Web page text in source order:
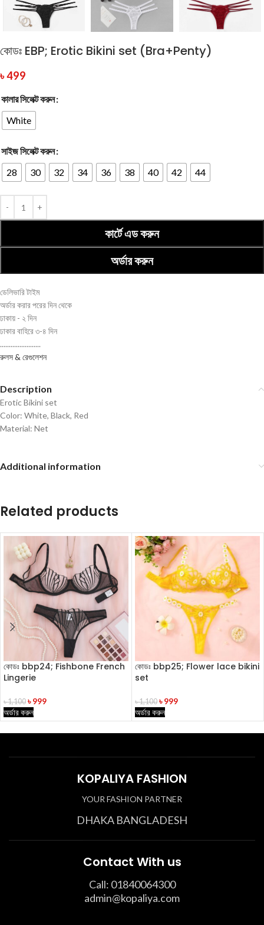
কোডঃ EBP; Erotic Bikini set (Bra+Penty)
৳499
কালার সিলেক্ট করুন
White
সাইজ সিলেক্ট করুন
28
30 32 34 36 38 40 42 44
কার্টে এড করুন
অর্ডার করুন
ডেলিভারি টাইম
অর্ডার করার পরের দিন থেকে
ঢাকায় - ২ দিন
ঢাকার বাহিরে ৩-৪ দিন
.......................
রুলস & রেগুলেশন
Description
Erotic Bikini set
Color: White, Black, Red
Material: Net
Additional information
Related products
কোডঃ bbp24; Fishbone French
Lingerie
৳1,100 ৳999
অর্ডার করুন
কোডঃ bbp25; Flower lace bikini
set
৳1,100 ৳999
অর্ডার করুন
KOPALIYA FASHION
YOUR FASHION PARTNER
DHAKA BANGLADESH
Contact With us
Call: 01840064300
admin@kopaliya.com